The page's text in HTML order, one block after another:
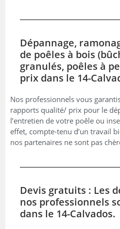
Dépannage,
de poêles à bois
granulés, poêles à
prix dans le 14-
Nos professionnels vous
rapports qualité/ prix pour le
l’entretien de votre poêle ou
effet, compte-tenu d’un travail
nos partenaires ne sont pas
Devis gratuits : Les
nos professionnels
dans le 14-Calvados.